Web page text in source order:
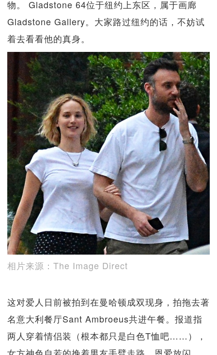
物。 Gladstone 64位于纽约上东区，属于画廊
Gladstone Gallery。大家路过纽约的话，不妨试
着去看看他的真身。
相片来源：The Image Direct
这对爱人日前被拍到在曼哈顿成双现身，拍拖去著
名意大利餐厅Sant Ambroeus共进午餐。报道指
两人穿着情侣装（根本都只是白色T恤吧……），